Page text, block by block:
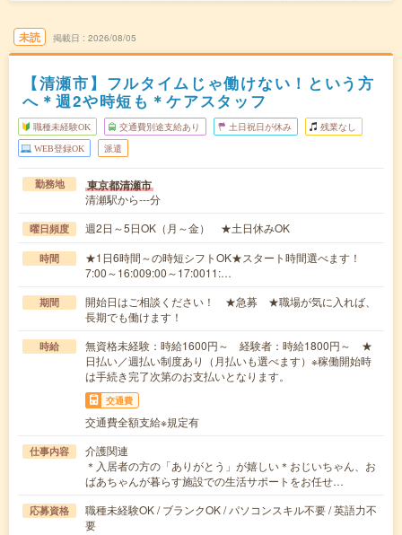
未読 掲載日 2026/08/05
【清瀬市】フルタイムじゃ働けない！という方
へ＊週2や時短も＊ケアスタッフ
職種未経験OK 交通費別途支給あり 土日祝日が休み 残業なし
WEB登録OK 派遣
勤務地 東京都清瀬市
清瀬駅から---分
曜日頻度 週2日～5日OK（月～金） ★土日休みOK
時間
★1日6時間～の時短シフトOK★スタート時間選べます！
7:00～16:009:00～17:0011:…
期間
開始日はご相談ください！ ★急募 ★職場が気に入れば、
長期でも働けます！
時給
無資格未経験：時給1600円～ 経験者：時給1800円～ ★
日払い／週払い制度あり（月払いも選べます）※稼働開始時
は手続き完了次第のお支払いとなります。
交通費
交通費全額支給※規定有
仕事内容
介護関連
＊入居者の方の「ありがとう」が嬉しい＊おじいちゃん、お
ばあちゃんが暮らす施設での生活サポートをお任せ…
応募資格
職種未経験OK / ブランクOK / パソコンスキル不要 / 英語力不
要